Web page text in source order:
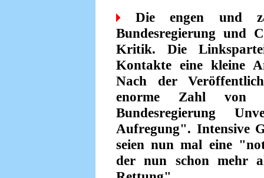
Die engen und
Bundesregierung und
Kritik. Die
Kontakte eine kleine
Nach der
enorme Zahl von
Bundesregierung
Aufregung". Intensive
seien nun mal eine
der nun schon mehr